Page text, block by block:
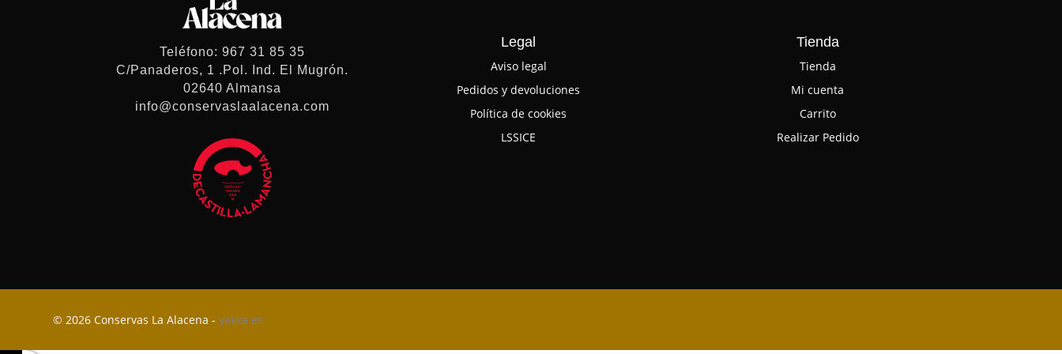
Teléfono: 967 31 85 35
C/Panaderos, 1 .Pol. Ind. El Mugrón.
02640 Almansa
info@conservaslaalacena.com
Legal
Aviso legal
Pedidos y devoluciones
Política de cookies
LSSICE
Tienda
Tienda
Mi cuenta
Carrito
Realizar Pedido
© 2026 Conservas La Alacena -yakka.es